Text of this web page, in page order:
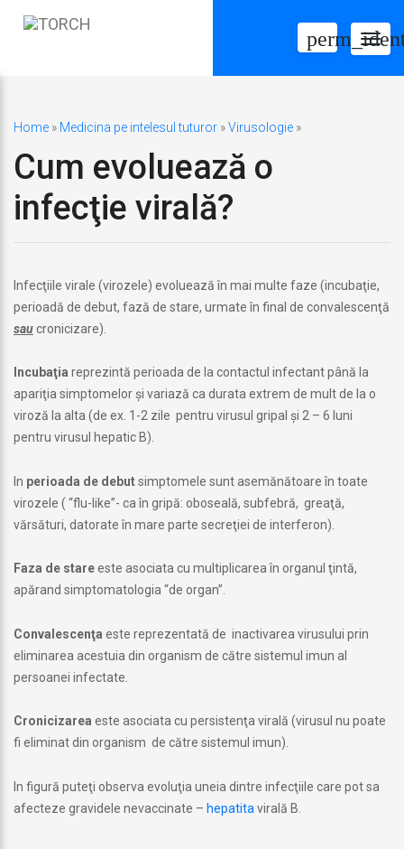
Home » Medicina pe intelesul tuturor »Virusologie »
Cum evoluează o
infecţie virală?
Infecţiile virale (virozele) evoluează în mai multe faze (incubaţie,
perioadă de debut, fază de stare, urmate în final de convalescenţă
saucronicizare).
Incubaţia reprezintă perioada de la contactul infectant până la
apariţia simptomelor şi variază ca durata extrem de mult de la o
viroză la alta (de ex. 1-2 zile pentru virusul gripal şi 2 – 6 luni
pentru virusul hepatic B).
In perioada de debutsimptomele sunt asemănătoare în toate
virozele ( “flu-like”- ca în gripă: oboseală, subfebră, greaţă,
vărsături, datorate în mare parte secreţiei de interferon).
Faza de stareeste asociata cu multiplicarea în organul ţintă,
apărand simptomatologia “de organ”.
Convalescenţa este reprezentată de inactivarea virusului prin
eliminarea acestuia din organism de către sistemul imun al
persoanei infectate.
Cronicizarea este asociata cu persistenţa virală (virusul nu poate
fi eliminat din organism de către sistemul imun).
In figură puteţi observa evoluţia uneia dintre infecţiile care pot sa
afecteze gravidele nevaccinate – hepatita virală B.